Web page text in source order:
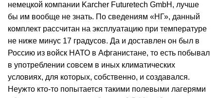
немецкой компании Karcher Futuretech GmbH, лучше
бы им вообще не знать. По сведениям «НГ», данный
комплект рассчитан на эксплуатацию при температуре
не ниже минус 17 градусов. Да и доставлен он был в
Россию из войск НАТО в Афганистане, то есть побывал
в употреблении совсем в иных климатических
условиях, для которых, собственно, и создавался.
Неужто кто-то попытается такими полевыми лагерями